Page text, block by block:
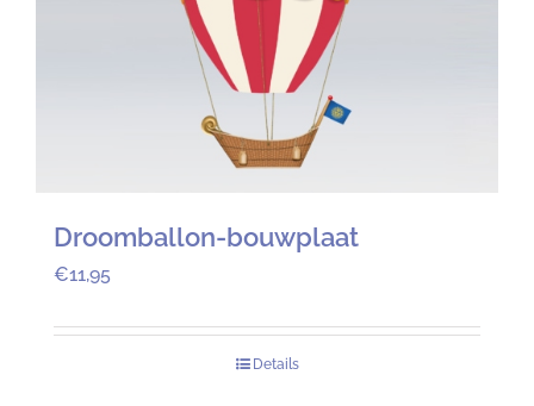
Droomballon-bouwplaat
€11,95
Details